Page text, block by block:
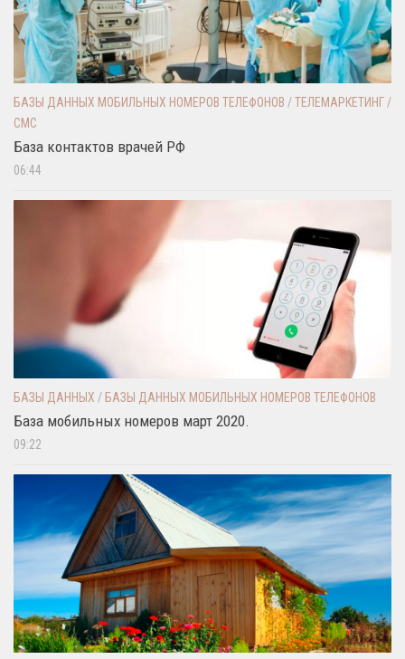
БАЗЫ ДАННЫХ МОБИЛЬНЫХ НОМЕРОВ ТЕЛЕФОНОВ /ТЕЛЕМАРКЕТИНГ /
СМС
База контактов врачей РФ
06:44
БАЗЫ ДАННЫХ / БАЗЫ ДАННЫХ МОБИЛЬНЫХ НОМЕРОВ ТЕЛЕФОНОВ
База мобильных номеров март 2020.
09:22